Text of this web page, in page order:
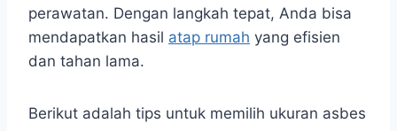
perawatan. Dengan langkah tepat, Anda bisa
mendapatkan hasil atap rumah yang efisien
dan tahan lama.
Berikut adalah tips untuk memilih ukuran asbes